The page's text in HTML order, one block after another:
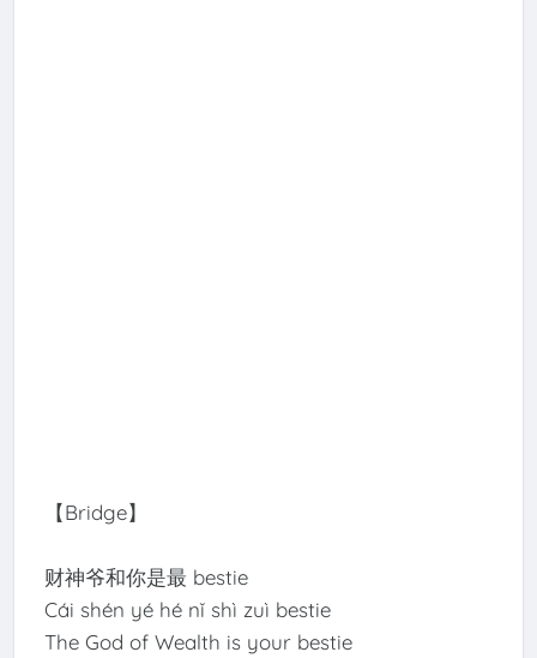
【Bridge】
财神爷和你是最 bestie
Cái shén yé hé nǐ shì zuì bestie
The God of Wealth is your bestie